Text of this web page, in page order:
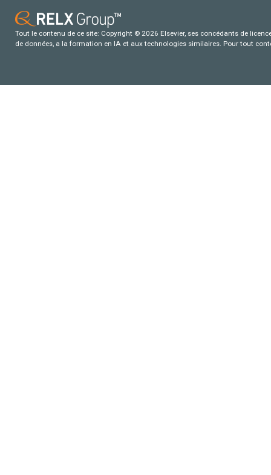
Tout le contenu de ce site: Copyright © 2026 Elsevier, ses concédants de
de données, a la formation en IA et aux technologies similaires. Pour tout